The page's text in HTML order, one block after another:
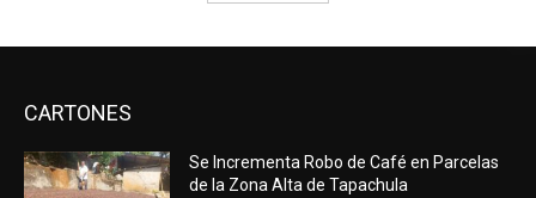
CARTONES
Se Incrementa Robo de Café en Parcelas
de la Zona Alta de Tapachula